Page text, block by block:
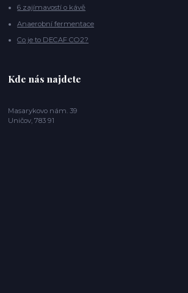
6 zajímavostí o kávě
Anaerobní fermentace
Co je to DECAF CO2?
Kde nás najdete
Masarykovo nám. 39
Uničov, 783 91